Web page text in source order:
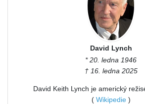
David Lynch
* 20. ledna 1946
† 16. ledna 2025
David Keith Lynch je americký
( Wikipedie)